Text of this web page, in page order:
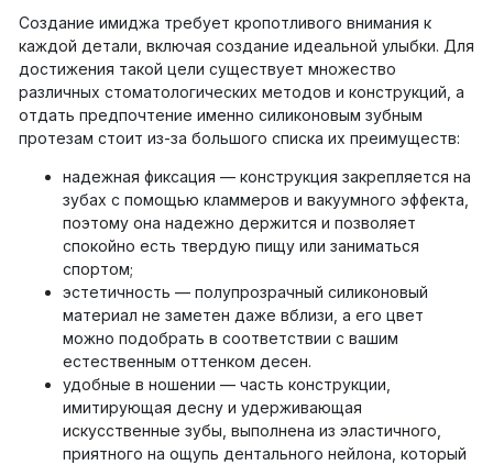
Создание имиджа требует кропотливого внимания к
каждой детали, включая создание идеальной улыбки. Для
достижения такой цели существует множество
различных стоматологических методов и конструкций, а
отдать предпочтение именно силиконовым зубным
протезам стоит из-за большого списка их преимуществ:
надежная фиксация — конструкция закрепляется на
зубах с помощью кламмеров и вакуумного эффекта,
поэтому она надежно держится и позволяет
спокойно есть твердую пищу или заниматься
спортом;
эстетичность — полупрозрачный силиконовый
материал не заметен даже вблизи, а его цвет
можно подобрать в соответствии с вашим
естественным оттенком десен.
удобные в ношении — часть конструкции,
имитирующая десну и удерживающая
искусственные зубы, выполнена из эластичного,
приятного на ощупь дентального нейлона, который